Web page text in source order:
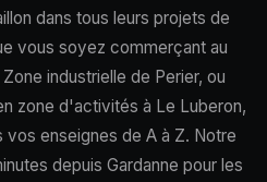
dans tous leurs projets de
vous soyez commerçant au
industrielle de Perier, ou
zone d'activités à Le Luberon,
enseignes de A à Z. Notre
depuis Gardanne pour les